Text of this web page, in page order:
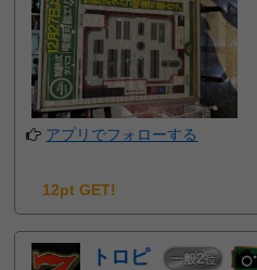
アプリでフォローする
12pt GET!
トロピ 一般2位